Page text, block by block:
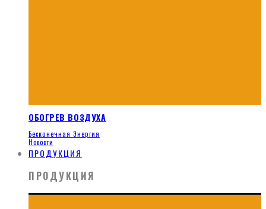
ОБОГРЕВ ВОЗДУХА
Бесконечная Энергия
Новости
ПРОДУКЦИЯ
ПРОДУКЦИЯ